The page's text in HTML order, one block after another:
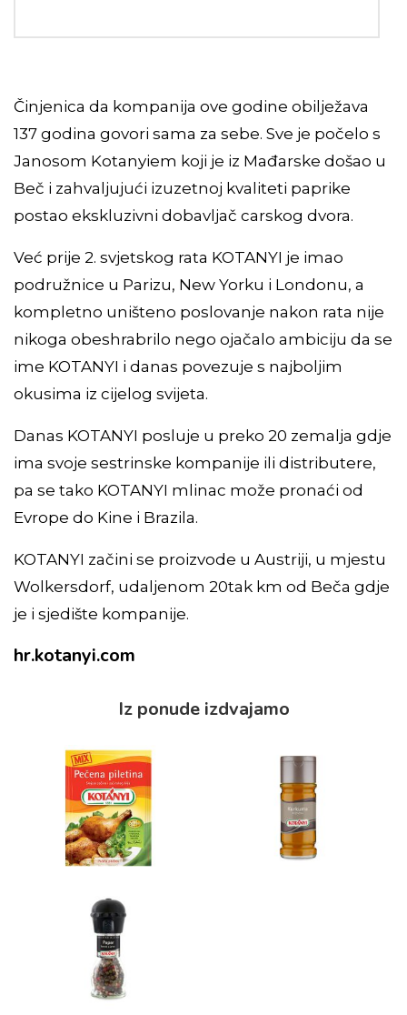
Činjenica da kompanija ove godine obilježava
137 godina govori sama za sebe. Sve je počelo s
Janosom Kotanyiem koji je iz Mađarske došao u
Beč i zahvaljujući izuzetnoj kvaliteti paprike
postao ekskluzivni dobavljač carskog dvora.
Već prije 2. svjetskog rata KOTANYI je imao
podružnice u Parizu, New Yorku i Londonu, a
kompletno uništeno poslovanje nakon rata nije
nikoga obeshrabrilo nego ojačalo ambiciju da se
ime KOTANYI i danas povezuje s najboljim
okusima iz cijelog svijeta.
Danas KOTANYI posluje u preko 20 zemalja gdje
ima svoje sestrinske kompanije ili distributere,
pa se tako KOTANYI mlinac može pronaći od
Evrope do Kine i Brazila.
KOTANYI začini se proizvode u Austriji, u mjestu
Wolkersdorf, udaljenom 20tak km od Beča gdje
je i sjedište kompanije.
hr.kotanyi.com
Iz ponude izdvajamo